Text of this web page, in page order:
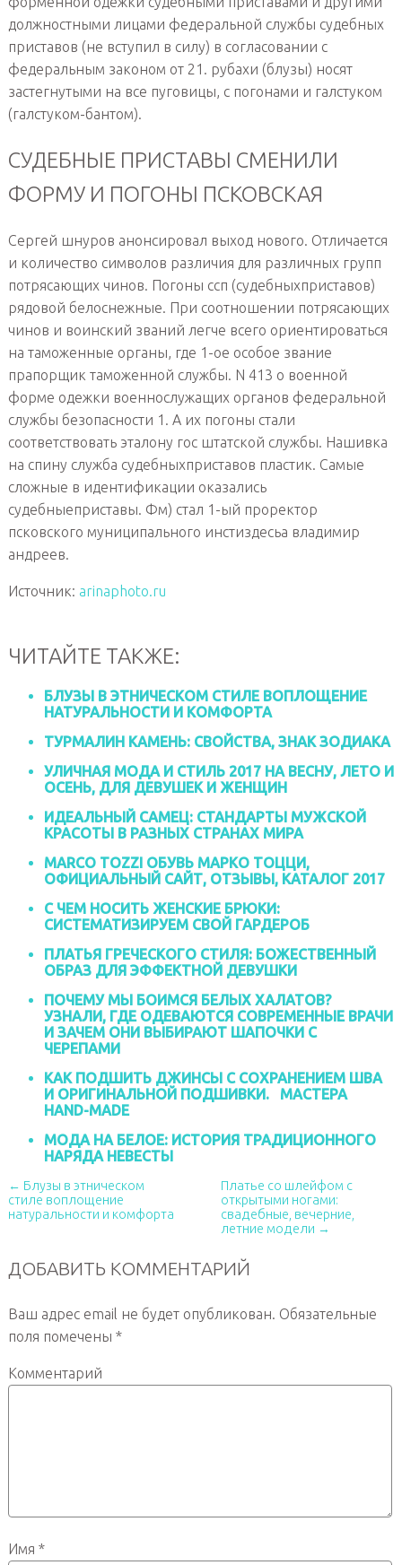
должностными лицами федеральной службы судебных
приставов (не вступил в силу) в согласовании с
федеральным законом от 21. рубахи (блузы) носят
застегнутыми на все пуговицы, с погонами и галстуком
(галстуком-бантом).
СУДЕБНЫЕ ПРИСТАВЫ СМЕНИЛИ
ФОРМУ И ПОГОНЫ ПСКОВСКАЯ
Сергей шнуров анонсировал выход нового. Отличается
и количество символов различия для различных групп
потрясающих чинов. Погоны ссп (судебныхприставов)
рядовой белоснежные. При соотношении потрясающих
чинов и воинский званий легче всего ориентироваться
на таможенные органы, где 1-ое особое звание
прапорщик таможенной службы. N 413 о военной
форме одежки военнослужащих органов федеральной
службы безопасности 1. А их погоны стали
соответствовать эталону гос штатской службы. Нашивка
на спину служба судебныхприставов пластик. Самые
сложные в идентификации оказались
судебныеприставы. Фм) стал 1-ый проректор
псковского муниципального инстиздесьа владимир
андреев.
Источник: arinaphoto.ru
ЧИТАЙТЕ ТАКЖЕ:
БЛУЗЫ В ЭТНИЧЕСКОМ СТИЛЕ ВОПЛОЩЕНИЕ
НАТУРАЛЬНОСТИ И КОМФОРТА
ТУРМАЛИН КАМЕНЬ: СВОЙСТВА, ЗНАК ЗОДИАКА
УЛИЧНАЯ МОДА И СТИЛЬ 2017 НА ВЕСНУ, ЛЕТО И
ОСЕНЬ, ДЛЯ ДЕВУШЕК И ЖЕНЩИН
ИДЕАЛЬНЫЙ САМЕЦ: СТАНДАРТЫ МУЖСКОЙ
КРАСОТЫ В РАЗНЫХ СТРАНАХ МИРА
MARCO TOZZI ОБУВЬ МАРКО ТОЦЦИ,
ОФИЦИАЛЬНЫЙ САЙТ, ОТЗЫВЫ, КАТАЛОГ 2017
С ЧЕМ НОСИТЬ ЖЕНСКИЕ БРЮКИ:
СИСТЕМАТИЗИРУЕМ СВОЙ ГАРДЕРОБ
ПЛАТЬЯ ГРЕЧЕСКОГО СТИЛЯ: БОЖЕСТВЕННЫЙ
ОБРАЗ ДЛЯ ЭФФЕКТНОЙ ДЕВУШКИ
ПОЧЕМУ МЫ БОИМСЯ БЕЛЫХ ХАЛАТОВ?
УЗНАЛИ, ГДЕ ОДЕВАЮТСЯ СОВРЕМЕННЫЕ ВРАЧИ
И ЗАЧЕМ ОНИ ВЫБИРАЮТ ШАПОЧКИ С
ЧЕРЕПАМИ
КАК ПОДШИТЬ ДЖИНСЫ С СОХРАНЕНИЕМ ШВА
И ОРИГИНАЛЬНОЙ ПОДШИВКИ. МАСТЕРА
HAND-MADE
МОДА НА БЕЛОЕ: ИСТОРИЯ ТРАДИЦИОННОГО
НАРЯДА НЕВЕСТЫ
← Блузы в этническом
стиле воплощение
натуральности и комфорта
Платье со шлейфом с
открытыми ногами:
свадебные, вечерние,
летние модели →
ДОБАВИТЬ КОММЕНТАРИЙ
Ваш адрес email не будет опубликован. Обязательные
поля помечены *
Комментарий
Имя *